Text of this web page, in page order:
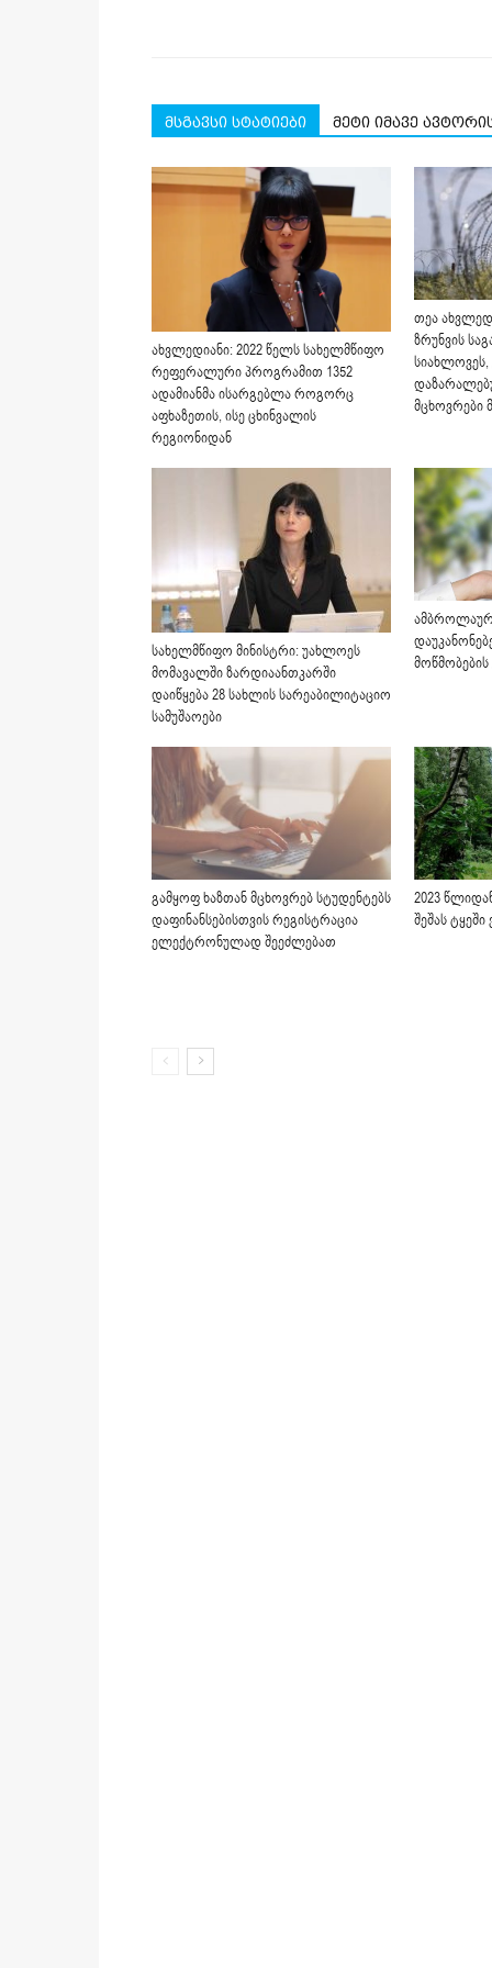
მსგავსი სტატიები მეტი იმავე
ახვლედიანი: 2022 წელს სახელმწიფო
რეფერალური პროგრამით 1352
ადამიანმა ისარგებლა როგორც
აფხაზეთის, ისე ცხინვალის
რეგიონიდან
თეა
ზრუნვის
მცხოვრები
სახელმწიფო მინისტრი: უახლოეს
მომავალში ზარდიაანთკარში
დაიწყება 28 სახლის სარეაბილიტაციო
სამუშაოები
გამყოფ ხაზთან მცხოვრებ სტუდენტებს
დაფინანსებისთვის რეგისტრაცია
ელექტრონულად შეეძლებათ
2023
შეშას